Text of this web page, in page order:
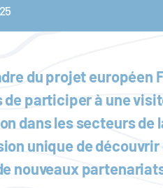
du projet européen
participer à une
dans les secteurs de
unique de
nouveaux